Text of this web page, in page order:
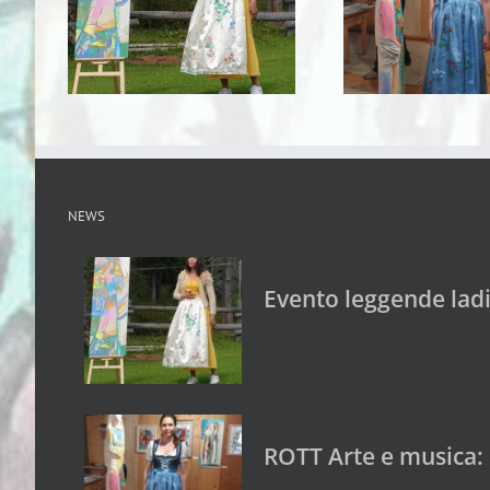
NEWS
Evento leggende
ROTT Arte e